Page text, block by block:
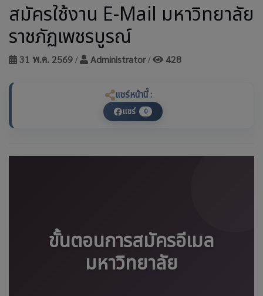
สมัครใช้งาน E-Mail มหาวิทยาลัย
ราชภัฏเพชรบูรณ์
31 พ.ค. 2569 / Administrator/ 428
แชร์หน้านี้ :
แชร์ 0
ขั้นตอนการสมัครอีเมล
มหาวิทยาลัย